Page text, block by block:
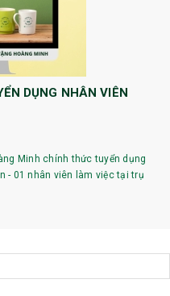
DỤNG NHÂN VIÊN
Minh chính thức tuyển dụng
- 01 nhân viên làm việc tại trụ